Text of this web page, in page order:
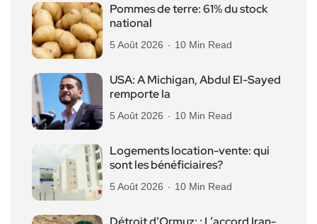
Pommes de terre: 61% du stock
national
5 Août 2026 10 Min Read
USA: A Michigan, Abdul El-Sayed
remporte la
5 Août 2026 10 Min Read
Logements location-vente: qui
sont les bénéficiaires?
5 Août 2026 10 Min Read